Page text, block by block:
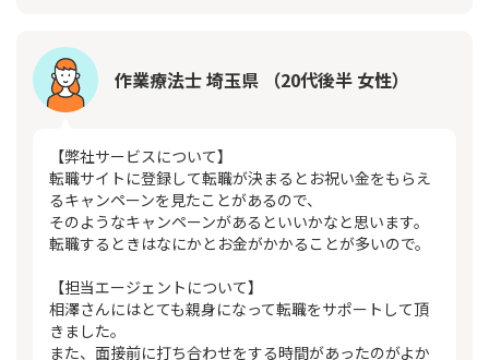
作業療法士 埼玉県 （20代後半 女性）
【弊社サービスについて】
転職サイトに登録して転職が決まるとお祝い金をもらえ
るキャンペーンを見たことがあるので、
そのようなキャンペーンがあるといいかなと思います。
転職するときはなにかとお金がかかることが多いので。
【担当エージェントについて】
相澤さんにはとても親身になって転職をサポートして頂
きました。
また、面接前に打ち合わせをする時間があったのがよか